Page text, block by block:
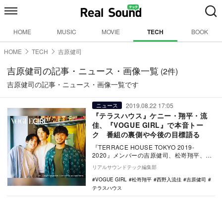
HOME MUSIC MOVIE TECH BOOK
HOME TECH 吉原健司
吉原健司の記事・ニュース・画像一覧 (2件)
吉原健司の記事・ニュース・画像一覧です
ニュース 2019.08.22 17:05
『テラスハウス』ケニー・翔平・流
佳、『VOGUE GIRL』で本音トー
ク 番組の裏側や今後の目標語る
『TERRACE HOUSE TOKYO 2019-
2020』メンバーの吉原健司、松嵜翔平、西
野入流佳が、WEBマガジン『VOG…
リアルサウンドテック編集部
VOGUE GIRL
松嵜翔平 西野入流佳
吉原健司
テラスハウス